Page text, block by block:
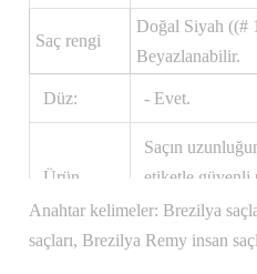
Saç rengi
Doğal Siyah ((#
Beyazlanabilir.
Düz: - Evet.
Ürün
ambalajı:
Saçın
etiketle güvenli
şirket logosu
yerleştirilmiştir
Anahtar kelimeler: Brezilya
saçları, Brezilya Remy insan